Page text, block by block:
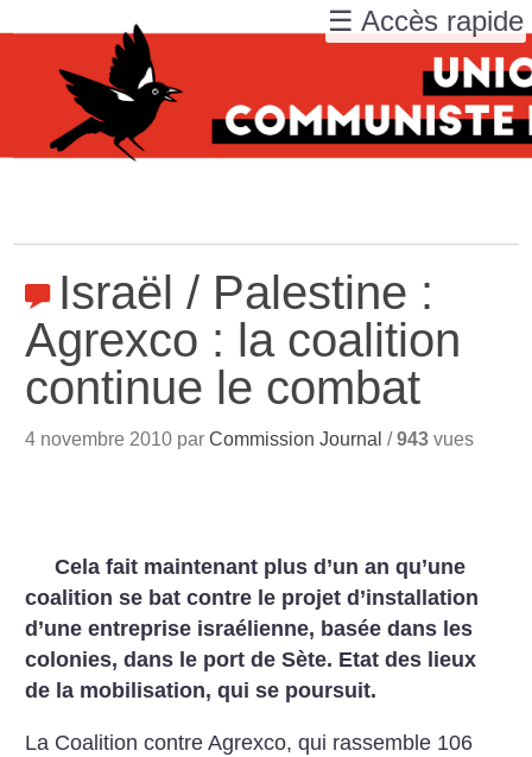
Israël / Palestine :
Agrexco : la coalition
continue le combat
4 novembre 2010 parCommission Journal /943 vues
Cela fait maintenant plus d’un an qu’une
coalition se bat contre le projet d’installation
d’une entreprise israélienne, basée dans les
colonies, dans le port de Sète. Etat des lieux
de la mobilisation, qui se poursuit.
La Coalition contre Agrexco, qui rassemble 106
☰ Accès rapide